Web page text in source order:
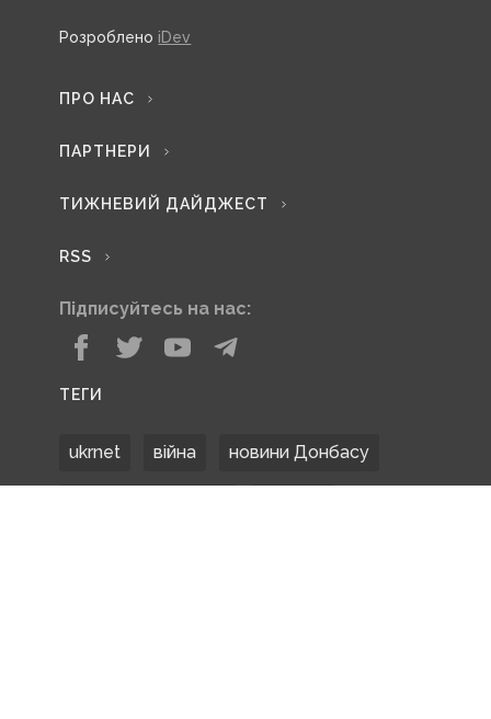
Розроблено iDev
ПРО НАС
ПАРТНЕРИ
ТИЖНЕВИЙ ДАЙДЖЕСТ
RSS
Підписуйтесь на нас:
ТЕГИ
ukrnet війна новини Донбасу